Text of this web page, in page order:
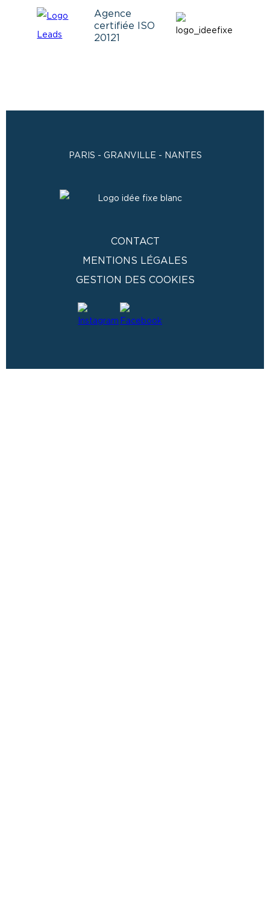
Agence
certifiée ISO
20121
PARIS - GRANVILLE - NANTES
CONTACT
MENTIONS LÉGALES
GESTION DES COOKIES